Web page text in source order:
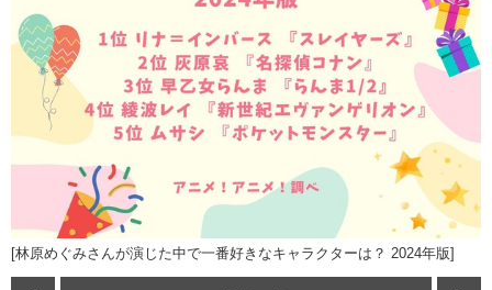
[林原めぐみさんが演じた中で一番好きなキャラクターは？ 2024年版]